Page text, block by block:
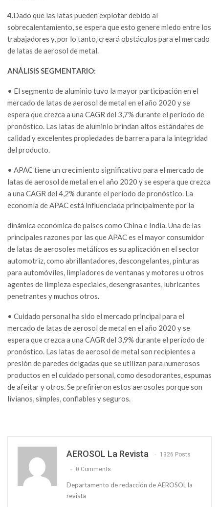
4.Dado que las latas pueden explotar debido al
sobrecalentamiento, se espera que esto genere miedo entre los
trabajadores y, por lo tanto, creará obstáculos para el mercado
de latas de aerosol de metal.
ANÁLISIS SEGMENTARIO:
• El segmento de aluminio tuvo la mayor participación en el
mercado de latas de aerosol de metal en el año 2020 y se
espera que crezca a una CAGR del 3,7% durante el período de
pronóstico. Las latas de aluminio brindan altos estándares de
calidad y excelentes propiedades de barrera para la integridad
del producto.
• APAC tiene un crecimiento significativo para el mercado de
latas de aerosol de metal en el año 2020 y se espera que crezca
a una CAGR del 4,2% durante el período de pronóstico. La
economía de APAC está influenciada principalmente por la
dinámica económica de países como China e India. Una de las
principales razones por las que APAC es el mayor consumidor
de latas de aerosoles metálicos es su aplicación en el sector
automotriz, como abrillantadores, descongelantes, pinturas
para automóviles, limpiadores de ventanas y motores u otros
agentes de limpieza especiales, desengrasantes, lubricantes
penetrantes y muchos otros.
• Cuidado personal ha sido el mercado principal para el
mercado de latas de aerosol de metal en el año 2020 y se
espera que crezca a una CAGR del 3,9% durante el período de
pronóstico. Las latas de aerosol de metal son recipientes a
presión de paredes delgadas que se utilizan para numerosos
productos en el cuidado personal, como desodorantes, espumas
de afeitar y otros. Se prefirieron estos aerosoles porque son
livianos, simples, confiables y seguros.
AEROSOL La Revista 1326 Posts
0 Comments
Departamento de redacción de AEROSOL la
revista